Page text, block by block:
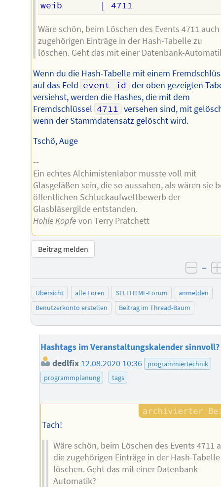
Wäre schön, beim Löschen des Events 4711
zugehörigen Einträge in der Hash-Tabelle zu
löschen. Geht das mit einer Datenbank-
Wenn du die Hash-Tabelle mit einem
auf das Feld event_id der oben gezeigten
versiehst, werden die Hashes, die mit dem
Fremdschlüssel 4711 versehen sind, mit
wenn der Stammdatensatz gelöscht wird.
Tschö, Auge
--
Ein echtes Alchimistenlabor musste voll mit
Glasgefäßen sein, die so aussahen, als wären sie
öffentlichen Schluckaufwettbewerb der
Glasbläsergilde entstanden.
Hohle Köpfe von Terry Pratchett
Beitrag melden
–
Übersicht alle Foren SELFHTML-Forum
anmelden
Benutzerkonto erstellen
Beitrag im Thread-Baum
Hashtags im Veranstaltungskalender sinnvoll?
dedlfix 12.08.2020 10:36
programmiertechnik
programmplanung
tags
Tach!
Wäre schön, beim Löschen des Events 4711
die zugehörigen Einträge in der Hash-
löschen. Geht das mit einer Datenbank-
Automatik?